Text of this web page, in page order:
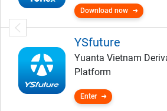
Download now
YSfuture
Yuanta Vietnam
Platform
Enter